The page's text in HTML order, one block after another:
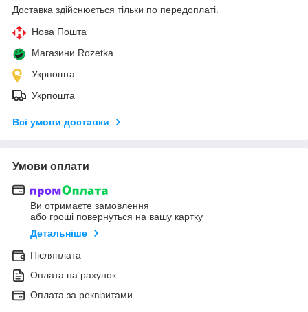
Доставка здійснюється тільки по передоплаті.
Нова Пошта
Магазини Rozetka
Укрпошта
Укрпошта
Всі умови доставки
Умови оплати
Ви отримаєте замовлення
або гроші повернуться на вашу картку
Детальніше
Післяплата
Оплата на рахунок
Оплата за реквізитами